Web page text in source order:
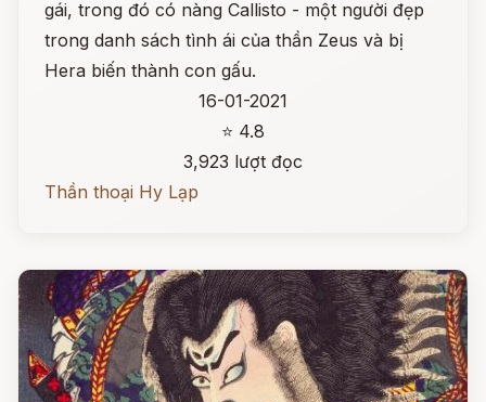
gái, trong đó có nàng Callisto - một người đẹp
trong danh sách tình ái của thần Zeus và bị
Hera biến thành con gấu.
16-01-2021
⭐ 4.8
3,923 lượt đọc
Thần thoại Hy Lạp